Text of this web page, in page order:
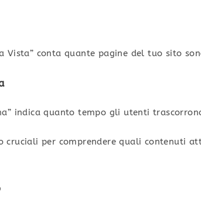
Vista” conta quante pagine del tuo sito
indica quanto tempo gli utenti
cruciali per comprendere quali contenuti